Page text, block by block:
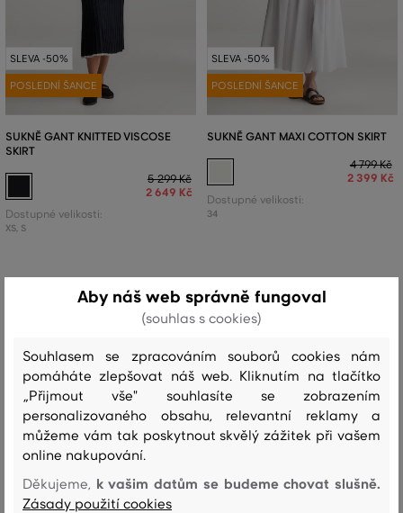
SLEVA -50%
POSLEDNÍ ŠANCE
SUKNĚ GANT KNITTED VISCOSE
SKIRT
5 299 Kč
2 649 Kč
Dostupné velikosti:
XS, S
SLEVA -50%
POSLEDNÍ ŠANCE
SUKNĚ GANT MAXI COTTON SKIRT
4 799 Kč
2 399 Kč
Dostupné velikosti:
34
Aby náš web správně fungoval
(souhlas s cookies)
Souhlasem se zpracováním souborů cookies nám
pomáháte zlepšovat náš web. Kliknutím na tlačítko
„Přijmout vše" souhlasíte se zobrazením
personalizovaného obsahu, relevantní reklamy a
můžeme vám tak poskytnout skvělý zážitek při vašem
online nakupování.
Děkujeme, k vašim datům se budeme chovat slušně.
Zásady použití cookies